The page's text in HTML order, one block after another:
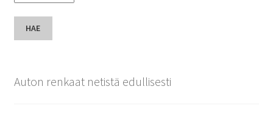
HAE
Auton renkaat netistä edullisesti